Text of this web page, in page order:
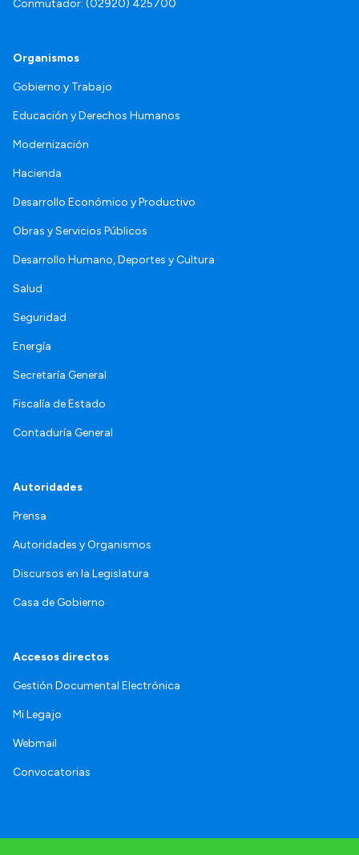
Conmutador: (02920) 425700
Organismos
Gobierno y Trabajo
Educación y Derechos Humanos
Modernización
Hacienda
Desarrollo Económico y Productivo
Obras y Servicios Públicos
Desarrollo Humano, Deportes y Cultura
Salud
Seguridad
Energía
Secretaría General
Fiscalía de Estado
Contaduría General
Autoridades
Prensa
Autoridades y Organismos
Discursos en la Legislatura
Casa de Gobierno
Accesos directos
Gestión Documental Electrónica
Mi Legajo
Webmail
Convocatorias